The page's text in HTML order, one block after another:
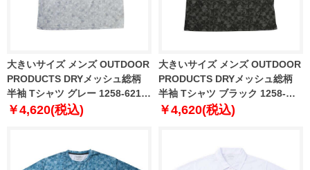
大きいサイズ メンズ OUTDOOR
PRODUCTS DRYメッシュ総柄
半袖 Tシャツ グレー 1258-6216-
1 3L 4L 5L 6L 7L 8L
￥4,620(税込)
大きいサイズ メンズ OUTDOOR
PRODUCTS DRYメッシュ総柄
半袖 Tシャツ ブラック 1258-
6216-2 3L 4L 5L 6L 7L 8L
￥4,620(税込)